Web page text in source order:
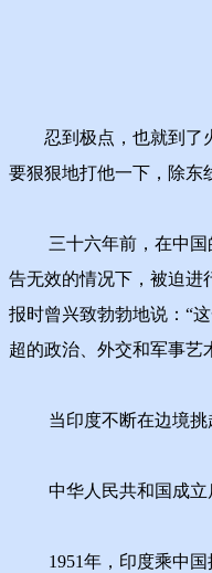
忍到极点，也就到了火
要狠狠地打他一下，除东
三十六年前，在中国的
告无效的情况下，被迫进
报时曾兴致勃勃地说：“
超的政治、外交和军事艺
当印度不断在边境挑起
中华人民共和国成立后
1951年，印度乘中国抗